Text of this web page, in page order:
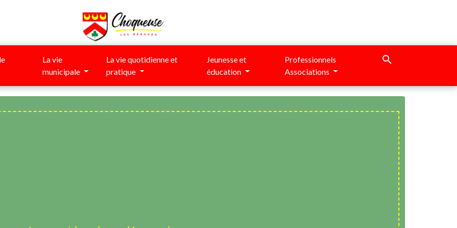
La vie
municipale
La vie quotidienne et
pratique
Jeunesse et
éducation
Professionnels
Associations
search